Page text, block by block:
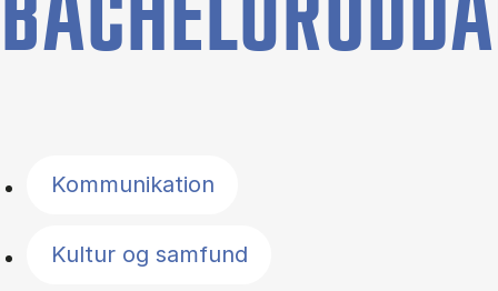
Kommunikation
Kultur og samfund